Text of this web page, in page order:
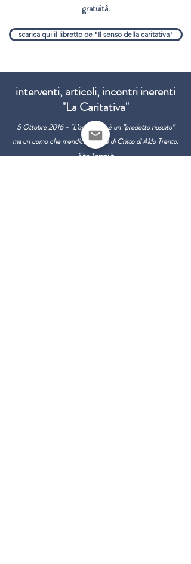
gratuità.
scarica qui il libretto de "Il senso della caritativa"
interventi, articoli, incontri inerenti
"La Caritativa"
5 Ottobre 2016 - "L’opera non è un “prodotto riuscito”
ma un uomo che mendica il cuore di Cristo di Aldo Trento.
Sito Tempi.it